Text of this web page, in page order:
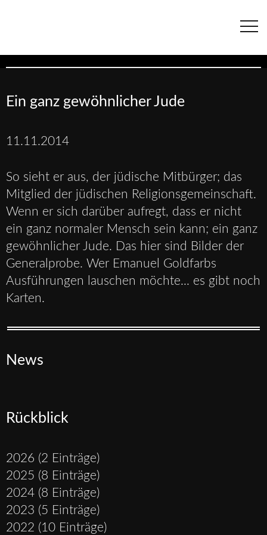
Ein ganz gewöhnlicher Jude
11.11.2014
So sieht er aus, der jüdische Mitbürger; das
Mitglied der jüdischen Religionsgemeinschaft.
Wenn er sich darüber aufregt, dass er nicht
ein ganz normaler Mensch sein kann; ein ganz
gewöhnlicher Jude. Das hier sind Bilder der
Generalprobe. Wer Emanuel Goldfarbs
Ausführungen lauschen möchte... es gibt noch
Karten.
News
Rückblick
2026 (2 Einträge)
2025 (8 Einträge)
2024 (8 Einträge)
2023 (5 Einträge)
2022 (10 Einträge)